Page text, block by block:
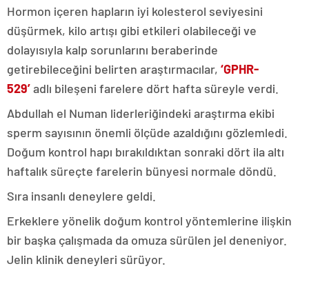
Hormon içeren hapların iyi kolesterol seviyesini
düşürmek, kilo artışı gibi etkileri olabileceği ve
dolayısıyla kalp sorunlarını beraberinde
getirebileceğini belirten araştırmacılar, ‘GPHR-
529’adlı bileşeni farelere dört hafta süreyle verdi.
Abdullah el Numan liderleriğindeki araştırma ekibi
sperm sayısının önemli ölçüde azaldığını gözlemledi.
Doğum kontrol hapı bırakıldıktan sonraki dört ila altı
haftalık süreçte farelerin bünyesi normale döndü.
Sıra insanlı deneylere geldi.
Erkeklere yönelik doğum kontrol yöntemlerine ilişkin
bir başka çalışmada da omuza sürülen jel deneniyor.
Jelin klinik deneyleri sürüyor.